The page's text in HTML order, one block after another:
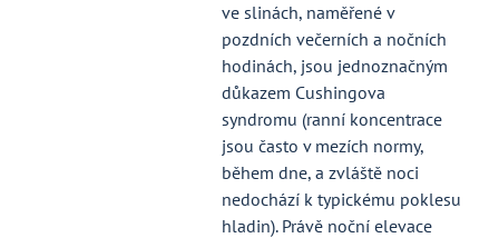
ve slinách, naměřené v
pozdních večerních a nočních
hodinách, jsou jednoznačným
důkazem Cushingova
syndromu (ranní koncentrace
jsou často v mezích normy,
během dne, a zvláště noci
nedochází k typickému poklesu
hladin). Právě noční elevace